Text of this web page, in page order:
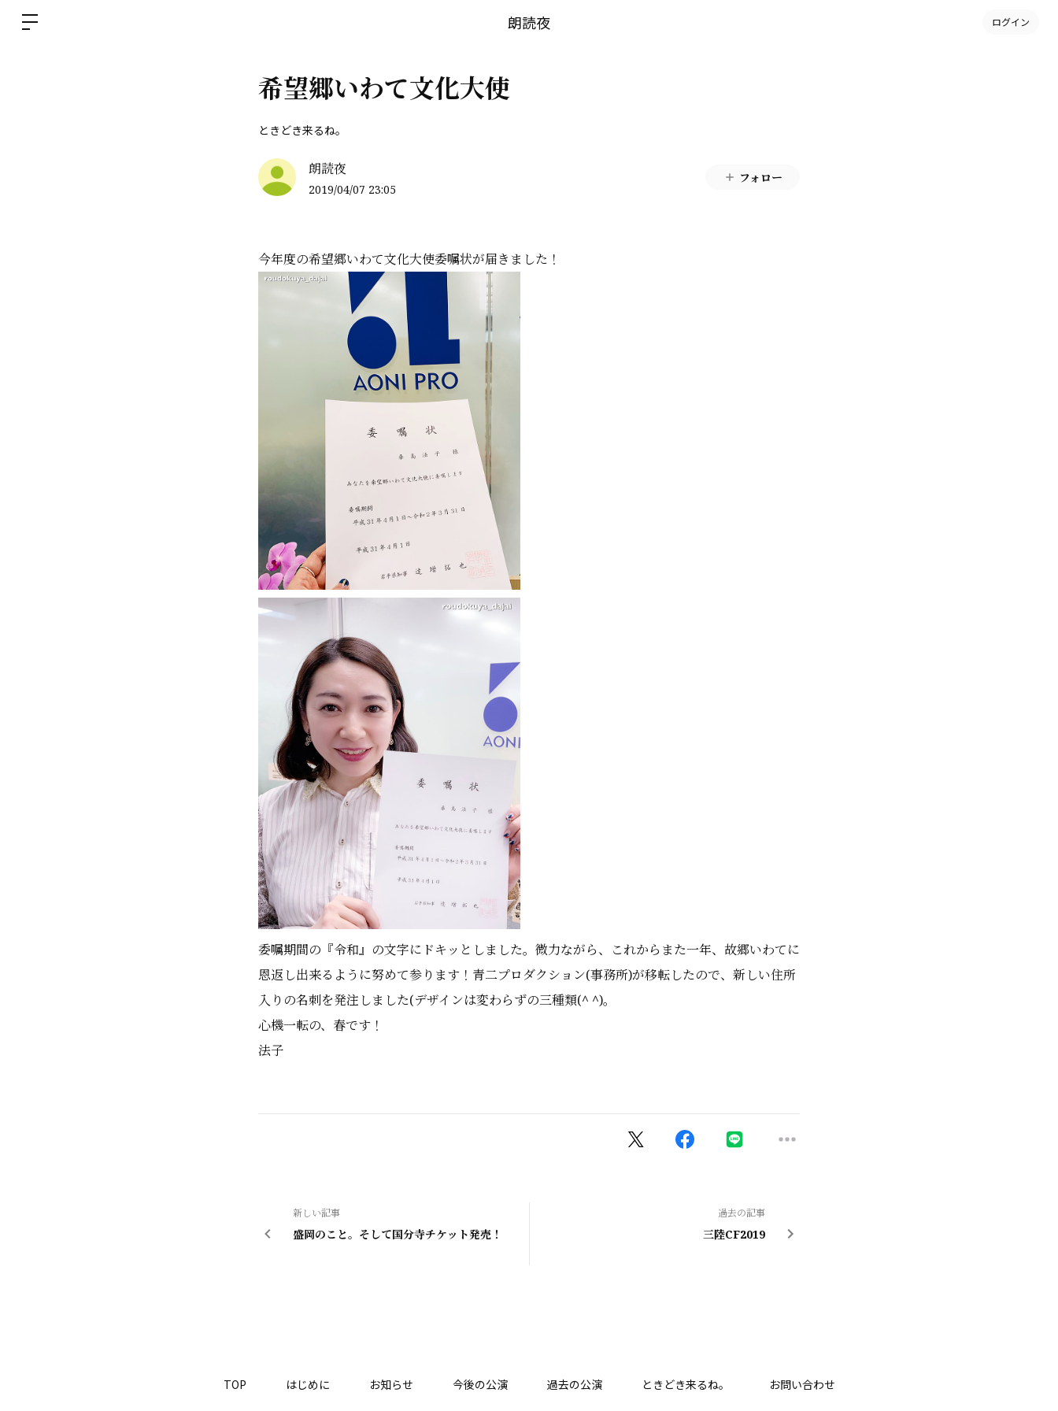
朗読夜 ログイン
希望郷いわて文化大使
ときどき来るね。
朗読夜
2019/04/07 23:05
フォロー
今年度の希望郷いわて文化大使委嘱状が届きました！
委嘱期間の『令和』の文字にドキッとしました。微力ながら、これからまた一年、故郷いわてに
恩返し出来るように努めて参ります！青二プロダクション(事務所)が移転したので、新しい住所
入りの名刺を発注しました(デザインは変わらずの三種類(^ ^)。
心機一転の、春です！
法子
新しい記事
盛岡のこと。そして国分寺チケット発売！
過去の記事
三陸CF2019
TOP はじめに お知らせ 今後の公演 過去の公演 ときどき来るね。 お問い合わせ